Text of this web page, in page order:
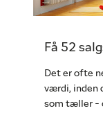
Få 52
Det er ofte
værdi, inden
som tæller -